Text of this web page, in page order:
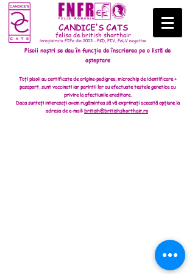
CANDICE'S CATS
felisa de british shorthair
inregistrata FIFe din 2003 - PKD, FIV, FeLV negative
Pisoii noștri se dau în funcție de înscrierea pe o listă de
așteptare
Toți pisoii au certificate de origine-pedigree, microchip de identificare +
pasaport, sunt vaccinati iar parintii lor au efectuate testele genetice cu
privire la afectiunile ereditare.
Daca sunteți interesați avem rugămintea să vă exprimați această opțiune la
adresa de e-mail:british@britishshorthair.ro